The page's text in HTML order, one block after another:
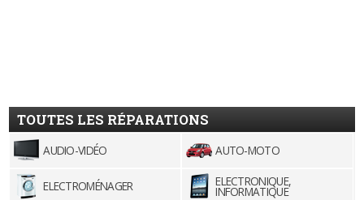
TOUTES LES RÉPARATIONS
AUDIO-VIDÉO AUTO-MOTO
ELECTROMÉNAGER ELECTRONIQUE,
INFORMATIQUE